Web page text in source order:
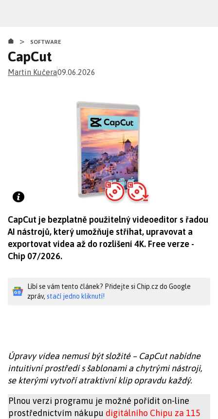
obsahu
> SOFTWARE
CapCut
Martin Kučera09.06.2026
CapCut je bezplatně použitelný videoeditor s řadou
AI nástrojů, který umožňuje stříhat, upravovat a
exportovat videa až do rozlišení 4K. Free verze -
Chip 07/2026.
Líbí se vám tento článek? Přidejte si Chip.cz do Google
zpráv, stačí jedno kliknutí!
Úpravy videa nemusí být složité – CapCut nabídne
intuitivní prostředí s šablonami a chytrými nástroji,
se kterými vytvoří atraktivní klip opravdu každý.
Plnou verzi programu je možné pořídit on-line
prostřednictvím nákupu digitálního Chipu za 115